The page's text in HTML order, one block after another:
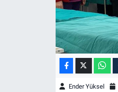
Ender Yüksel